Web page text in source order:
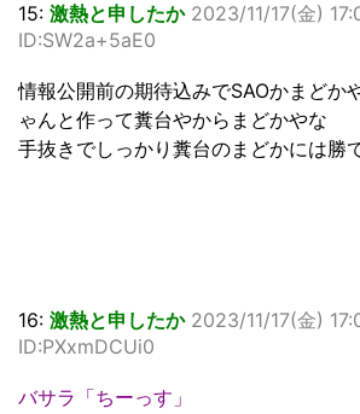
15: 激熱と申したか 2023/11/17(金)
ID:SW2a+5aE0
情報公開前の期待込みでSAOかまどか
ゃんと作って糞台やからまどかやな
手抜きでしっかり糞台のまどかには勝
16: 激熱と申したか 2023/11/17(金)
ID:PXxmDCUi0
バサラ「ちーっす」